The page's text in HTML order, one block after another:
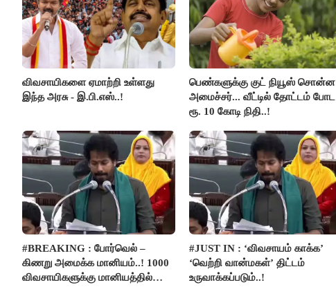
விவசாயிகளை ஏமாற்றி உள்ளது
இந்த அரசு - இ.பி.எஸ்..!
பெண்களுக்கு குட் நியூஸ் சொன்ன
அமைச்சர்... வீட்டில் தோட்டம் போட
ரூ. 10 கோடி நிதி..!
#BREAKING : போர்வெல் –
கிணறு அமைக்க மானியம்..! 1000
விவசாயிகளுக்கு மானியத்தில்
#JUST IN : ‘விவசாயம் காக்க’
‘வெற்றி வான்மகள்’ திட்டம்
உருவாக்கப்படும்..!